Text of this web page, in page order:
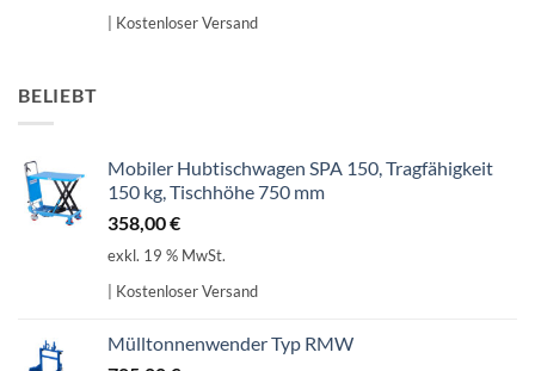
| Kostenloser Versand
BELIEBT
Mobiler Hubtischwagen SPA 150, Tragfähigkeit
150 kg, Tischhöhe 750 mm
358,00€
exkl. 19 % MwSt.
| Kostenloser Versand
Mülltonnenwender Typ RMW